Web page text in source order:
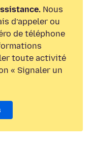
Nous
d’appeler ou
de téléphone
toute activité
« Signaler un